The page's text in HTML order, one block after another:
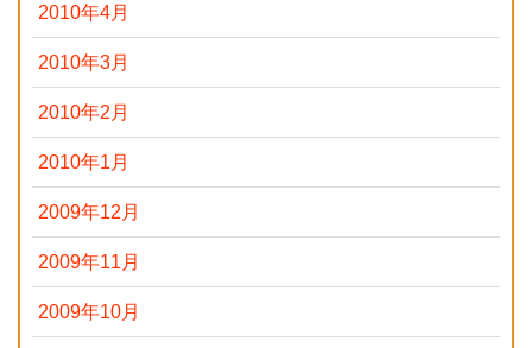
2010年4月
2010年3月
2010年2月
2010年1月
2009年12月
2009年11月
2009年10月